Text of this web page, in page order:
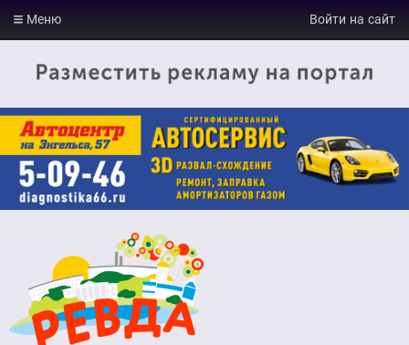
Войти на сайт
Меню